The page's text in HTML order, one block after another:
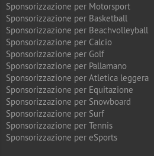
Sponsorizzazione per Motorsport
Sponsorizzazione per Basketball
Sponsorizzazione per Beachvolleyball
Sponsorizzazione per Calcio
Sponsorizzazione per Golf
Sponsorizzazione per Pallamano
Sponsorizzazione per Atletica leggera
Sponsorizzazione per Equitazione
Sponsorizzazione per Snowboard
Sponsorizzazione per Surf
Sponsorizzazione per Tennis
Sponsorizzazione per eSports